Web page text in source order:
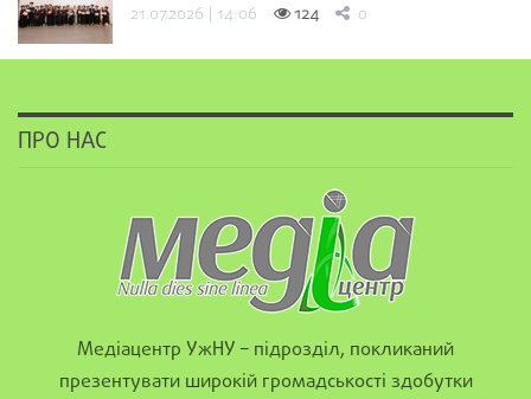
21.07.2026 | 14:06 124 0
ПРО НАС
Медіацентр УжНУ – підрозділ, покликаний
презентувати широкій громадськості здобутки